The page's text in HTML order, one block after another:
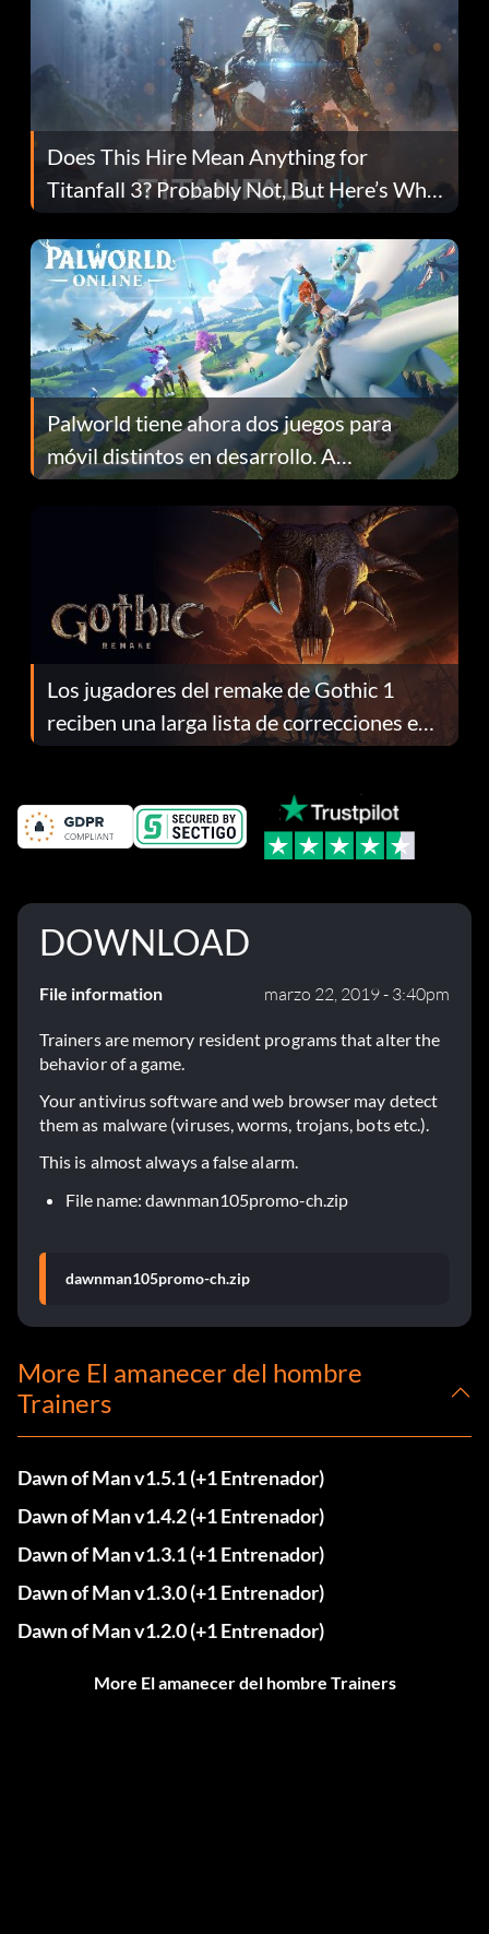
Does This Hire Mean Anything for
Titanfall 3? Probably Not, But Here’s Why
Fans Are Hopeful
Palworld tiene ahora dos juegos para
móvil distintos en desarrollo. A
continuación te explicamos por qué.
Los jugadores del remake de Gothic 1
reciben una larga lista de correcciones en
el parche 1.0.4
DOWNLOAD
File information marzo 22, 2019 - 3:40pm
Trainers are memory resident programs that alter the
behavior of a game.
Your antivirus software and web browser may detect
them as malware (viruses, worms, trojans, bots etc.).
This is almost always a false alarm.
File name: dawnman105promo-ch.zip
dawnman105promo-ch.zip
More El amanecer del hombre
Trainers
Dawn of Man v1.5.1 (+1 Entrenador)
Dawn of Man v1.4.2 (+1 Entrenador)
Dawn of Man v1.3.1 (+1 Entrenador)
Dawn of Man v1.3.0 (+1 Entrenador)
Dawn of Man v1.2.0 (+1 Entrenador)
More El amanecer del hombre Trainers